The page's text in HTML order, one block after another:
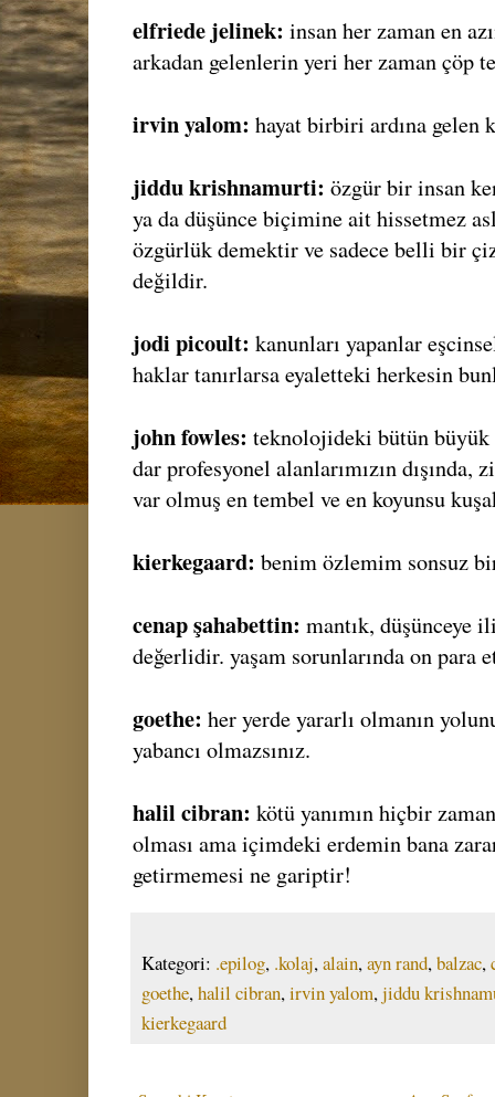
elfriede jelinek: insan her zaman en
arkadan gelenlerin yeri her zaman çöp
irvin yalom: hayat birbiri ardına gelen
jiddu krishnamurti: özgür bir insan
ya da düşünce biçimine ait hissetmez
özgürlük demektir ve sadece belli bir
değildir.
jodi picoult: kanunları yapanlar
haklar tanırlarsa eyaletteki herkesin
john fowles: teknolojideki bütün büyük
dar profesyonel alanlarımızın
var olmuş en tembel ve en koyunsu
kierkegaard: benim özlemim sonsuz bir
cenap şahabettin: mantık, düşünceye
değerlidir. yaşam sorunlarında on para
goethe: her yerde yararlı olmanın
yabancı olmazsınız.
halil cibran: kötü yanımın hiçbir
olması ama içimdeki erdemin bana
getirmemesi ne gariptir!
Kategori: .epilog, .kolaj,alain,ayn rand,balzac,
goethe,halil cibran,irvin yalom,jiddu
kierkegaard